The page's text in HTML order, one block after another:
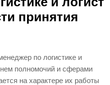
принятия
по логистике и
полномочий и сферами
на характере их работы